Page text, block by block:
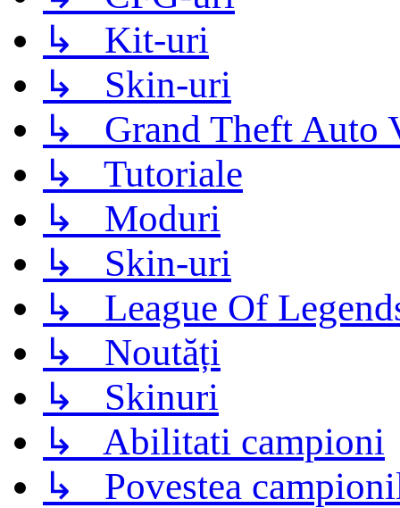
↳ Kit-uri
↳ Skin-uri
↳ Grand Theft Auto
↳ Tutoriale
↳ Moduri
↳ Skin-uri
↳ League Of
↳ Noutăți
↳ Skinuri
↳ Abilitati campioni
↳ Povestea